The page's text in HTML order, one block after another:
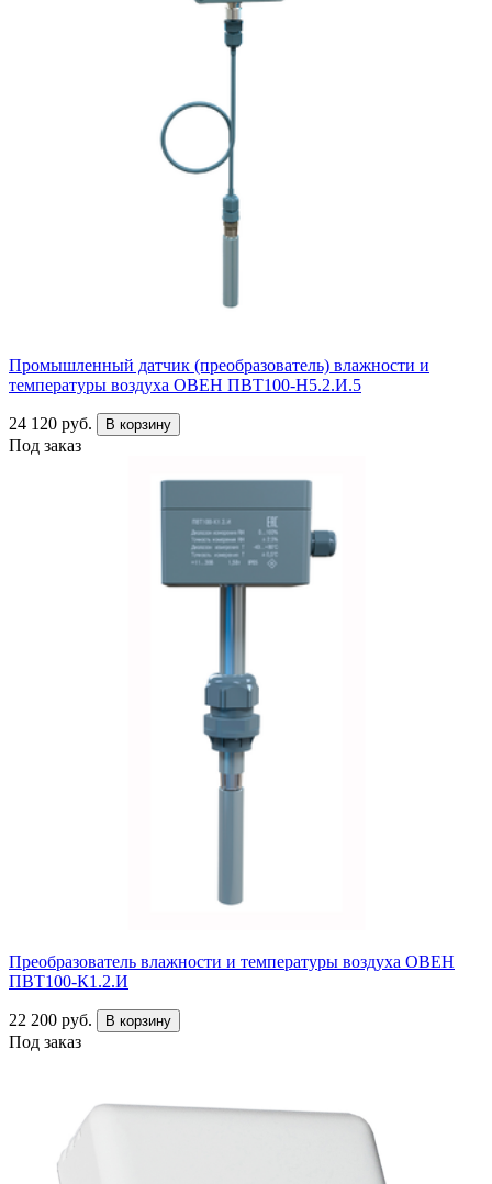
Промышленный датчик (преобразователь) влажности и
температуры воздуха ОВЕН ПВТ100-Н5.2.И.5
24 120 руб. В корзину
Под заказ
Преобразователь влажности и температуры воздуха ОВЕН
ПВТ100-К1.2.И
22 200 руб. В корзину
Под заказ